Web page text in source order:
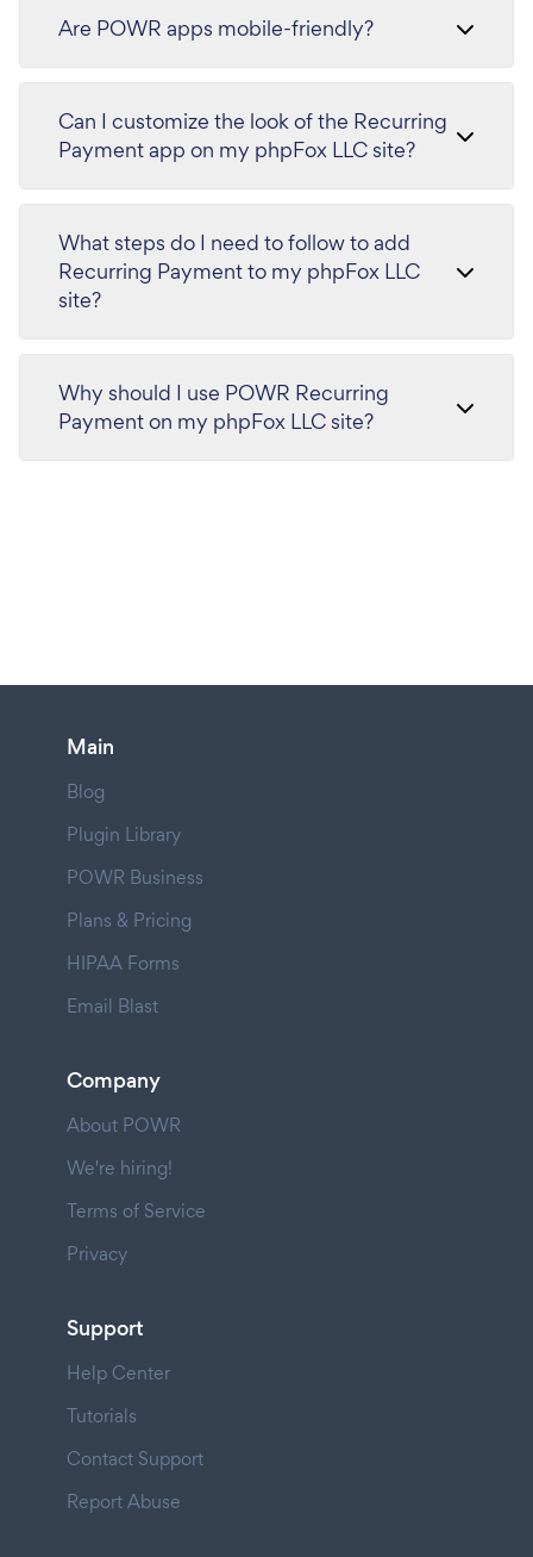
Are POWR apps mobile-friendly?
Can I customize the look of the Recurring
Payment app on my phpFox LLC site?
What steps do I need to follow to add
Recurring Payment to my phpFox LLC
site?
Why should I use POWR Recurring
Payment on my phpFox LLC site?
Main
Blog
Plugin Library
POWR Business
Plans & Pricing
HIPAA Forms
Email Blast
Company
About POWR
We're hiring!
Terms of Service
Privacy
Support
Help Center
Tutorials
Contact Support
Report Abuse